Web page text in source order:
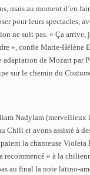
mais au moment d’en
pour leurs spectacles,
ne suit pas. « Ça arrive,
», confie Marie-Hélène
adaptation de Mozart par
sur le chemin du
Nadylam (merveilleux
Chili et avons assisté à
la chanteuse Violeta
recommencé « à la
au final la note latino-